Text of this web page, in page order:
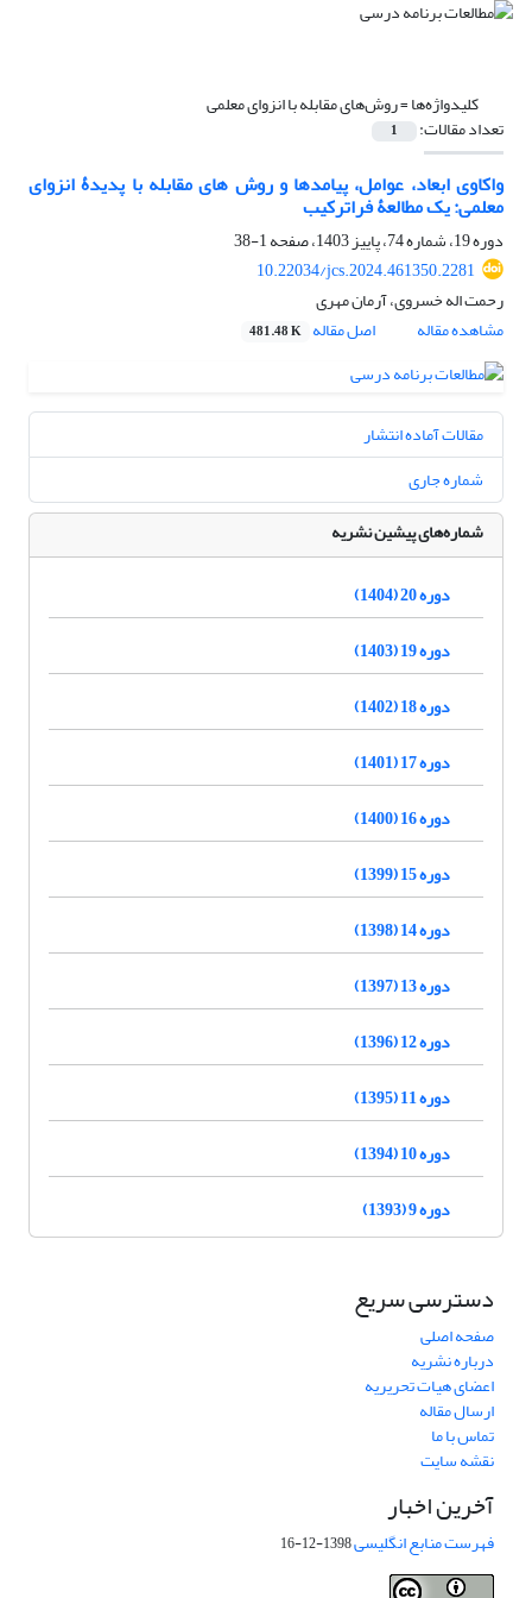
کلیدواژه‌ها =روش‌های مقابله با انزوای معلمی
تعداد مقالات: 1
واکاوی ابعاد، عوامل، پیامدها و روش های مقابله با پدیدۀ انزوای
معلمی: یک مطالعۀ فراترکیب
دوره 19، شماره 74، پاییز 1403، صفحه
1-38
10.22034/jcs.2024.461350.2281
رحمت اله خسروی، آرمان مهری
مشاهده مقاله
اصل مقاله 481.48 K
مقالات آماده انتشار
شماره جاری
شماره‌های پیشین نشریه
دوره 20 (1404)
دوره 19 (1403)
دوره 18 (1402)
دوره 17 (1401)
دوره 16 (1400)
دوره 15 (1399)
دوره 14 (1398)
دوره 13 (1397)
دوره 12 (1396)
دوره 11 (1395)
دوره 10 (1394)
دوره 9 (1393)
دسترسی سریع
صفحه اصلی
درباره نشریه
اعضای هیات تحریریه
ارسال مقاله
تماس با ما
نقشه سایت
آخرین اخبار
فهرست منابع انگلیسی1398-12-16